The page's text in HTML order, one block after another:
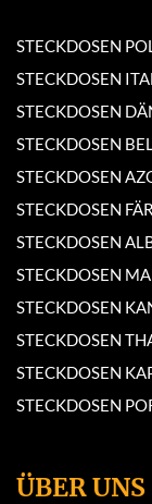
STECKDOSEN
STECKDOSEN
STECKDOSEN
STECKDOSEN
STECKDOSEN
STECKDOSEN
STECKDOSEN
STECKDOSEN
STECKDOSEN
STECKDOSEN
STECKDOSEN
STECKDOSEN
ÜBER UNS